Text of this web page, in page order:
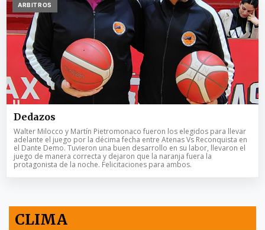
ARBITROS
Dedazos
Walter Milocco y Martín Pietromonaco fueron los elegidos para llevar
adelante el juego por la décima fecha entre Atenas Vs Reconquista en
el Dante Demo. Tuvieron una buen desarrollo en su labor, llevaron el
juego de manera correcta y dejaron que la naranja fuera la
protagonista de la noche. Felicitaciones para ambos.
CLIMA